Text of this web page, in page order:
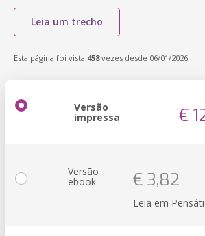
Leia um trecho
Esta página foi vista 458vezes desde 06/01/2026
Versão
impressa €
Versão
ebook € 3,82
Leia em